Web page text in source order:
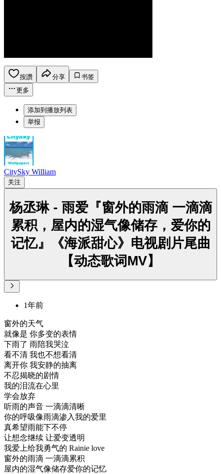
按讚 分享
书签
更多
添加到播放列表
举报
CitySky William
关注
杨丞琳 - 雨爱『窗外的雨滴 一滴滴
累积，屋内的湿气像储存，爱你的
记忆』《海派甜心》电视剧片尾曲
【动态歌词MV】
1年前
窗外的天气
就像是 你多变的表情
下雨了 雨陪我哭泣
看不清 我也不想看清
离开你 我安静的抽离
不忍揭晓的剧情
我的泪流在心里
学会放弃
听雨的声音 一滴滴清晰
你的呼吸像雨滴渗入我的爱里
真希望雨能下不停
让想念继续 让爱变透明
我爱上给我勇气的 Rainie love
窗外的雨滴 一滴滴累积
屋内的湿气像储存爱你的记忆